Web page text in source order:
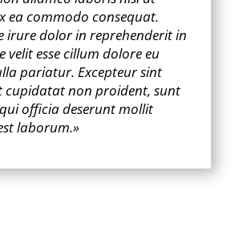
ea commodo consequat.
irure dolor in reprehenderit in
velit esse cillum dolore eu
pariatur. Excepteur sint
cupidatat non proident, sunt
officia deserunt mollit
laborum.»